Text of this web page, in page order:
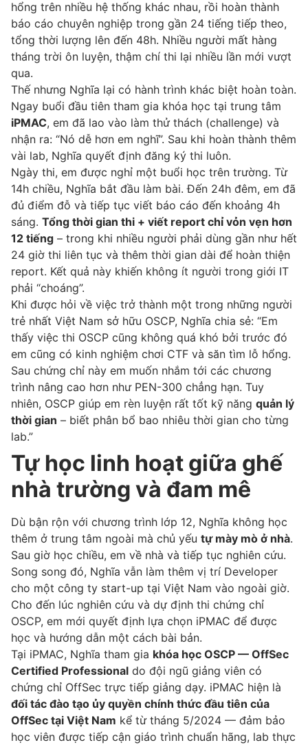
hổng trên nhiều hệ thống khác nhau, rồi hoàn thành
báo cáo chuyên nghiệp trong gần 24 tiếng tiếp theo,
tổng thời lượng lên đến 48h. Nhiều người mất hàng
tháng trời ôn luyện, thậm chí thi lại nhiều lần mới vượt
qua.
Thế nhưng Nghĩa lại có hành trình khác biệt hoàn toàn.
Ngay buổi đầu tiên tham gia khóa học tại trung tâm
iPMAC, em đã lao vào làm thử thách (challenge) và
nhận ra: “Nó dễ hơn em nghĩ”. Sau khi hoàn thành thêm
vài lab, Nghĩa quyết định đăng ký thi luôn.
Ngày thi, em được nghỉ một buổi học trên trường. Từ
14h chiều, Nghĩa bắt đầu làm bài. Đến 24h đêm, em đã
đủ điểm đỗ và tiếp tục viết báo cáo đến khoảng 4h
sáng. Tổng thời gian thi + viết report chỉ vỏn vẹn hơn
12 tiếng – trong khi nhiều người phải dùng gần như hết
24 giờ thi liên tục và thêm thời gian dài để hoàn thiện
report. Kết quả này khiến không ít người trong giới IT
phải “choáng”.
Khi được hỏi về việc trở thành một trong những người
trẻ nhất Việt Nam sở hữu OSCP, Nghĩa chia sẻ: “Em
thấy việc thi OSCP cũng không quá khó bởi trước đó
em cũng có kinh nghiệm chơi CTF và săn tìm lỗ hổng.
Sau chứng chỉ này em muốn nhắm tới các chương
trình nâng cao hơn như PEN-300 chẳng hạn. Tuy
nhiên, OSCP giúp em rèn luyện rất tốt kỹ năng quản lý
thời gian – biết phân bổ bao nhiêu thời gian cho từng
lab.”
Tự học linh hoạt giữa ghế
nhà trường và đam mê
Dù bận rộn với chương trình lớp 12, Nghĩa không học
thêm ở trung tâm ngoài mà chủ yếu tự mày mò ở nhà.
Sau giờ học chiều, em về nhà và tiếp tục nghiên cứu.
Song song đó, Nghĩa vẫn làm thêm vị trí Developer
cho một công ty start-up tại Việt Nam vào ngoài giờ.
Cho đến lúc nghiên cứu và dự định thi chứng chỉ
OSCP, em mới quyết định lựa chọn iPMAC để được
học và hướng dẫn một cách bài bản.
Tại iPMAC, Nghĩa tham gia khóa học OSCP — OffSec
Certified Professional do đội ngũ giảng viên có
chứng chỉ OffSec trực tiếp giảng dạy. iPMAC hiện là
đối tác đào tạo ủy quyền chính thức đầu tiên của
OffSec tại Việt Nam kể từ tháng 5/2024 — đảm bảo
học viên được tiếp cận giáo trình chuẩn hãng, lab thực